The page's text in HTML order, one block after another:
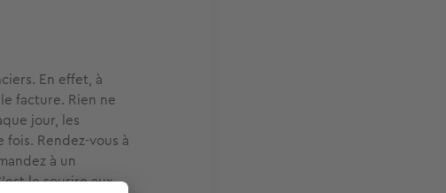
En effet, à
facture. Rien ne
jour, les
Rendez-vous à
à un
le sourire aux